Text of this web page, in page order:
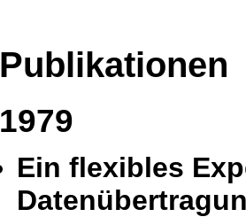
Publikationen
1979
Ein flexibles